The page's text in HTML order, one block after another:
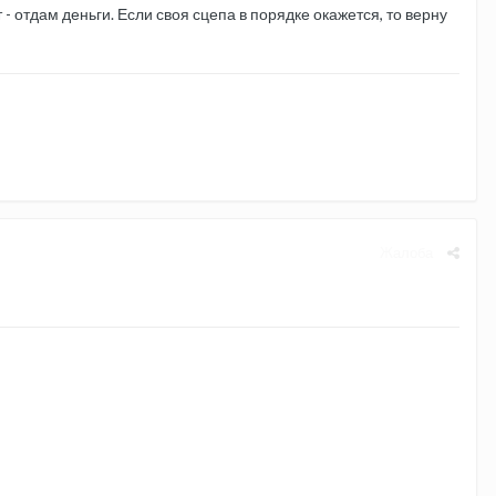
отдам деньги. Если своя сцепа в порядке окажется, то верну